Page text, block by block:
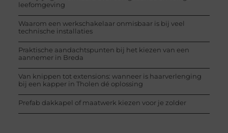
leefomgeving
Waarom een werkschakelaar onmisbaar is bij veel
technische installaties
Praktische aandachtspunten bij het kiezen van een
aannemer in Breda
Van knippen tot extensions: wanneer is haarverlenging
bij een kapper in Tholen dé oplossing
Prefab dakkapel of maatwerk kiezen voor je zolder